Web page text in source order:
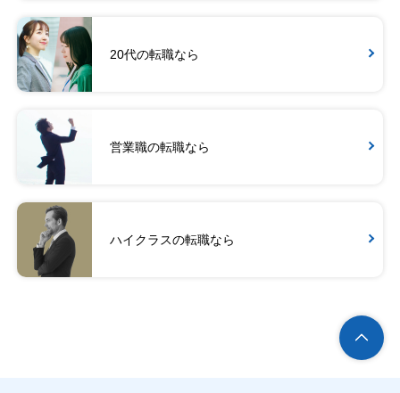
20代の転職なら
営業職の転職なら
ハイクラスの転職なら